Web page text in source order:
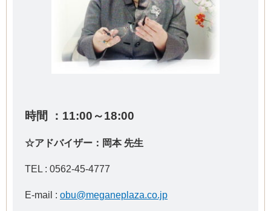
時間 ：11:00～18:00
☆アドバイザー：岡本 先生
TEL : 0562-45-4777
E-mail : obu@meganeplaza.co.jp